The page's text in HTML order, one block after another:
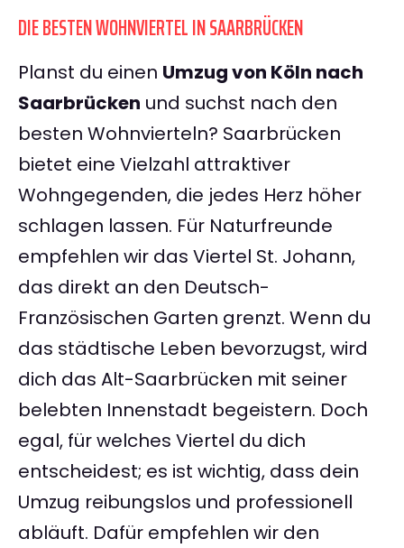
DIE BESTEN WOHNVIERTEL IN SAARBRÜCKEN
Planst du einen Umzug von Köln nach
Saarbrücken und suchst nach den
besten Wohnvierteln? Saarbrücken
bietet eine Vielzahl attraktiver
Wohngegenden, die jedes Herz höher
schlagen lassen. Für Naturfreunde
empfehlen wir das Viertel St. Johann,
das direkt an den Deutsch-
Französischen Garten grenzt. Wenn du
das städtische Leben bevorzugst, wird
dich das Alt-Saarbrücken mit seiner
belebten Innenstadt begeistern. Doch
egal, für welches Viertel du dich
entscheidest; es ist wichtig, dass dein
Umzug reibungslos und professionell
abläuft. Dafür empfehlen wir den